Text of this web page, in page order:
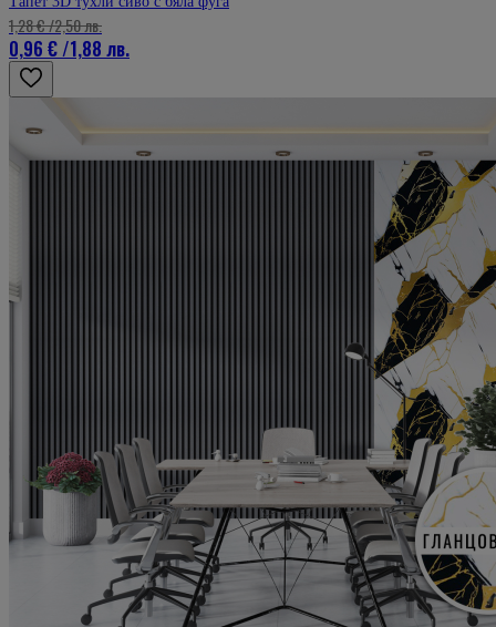
0,96 € /1,88 лв.
1,28 €/2,50 лв.